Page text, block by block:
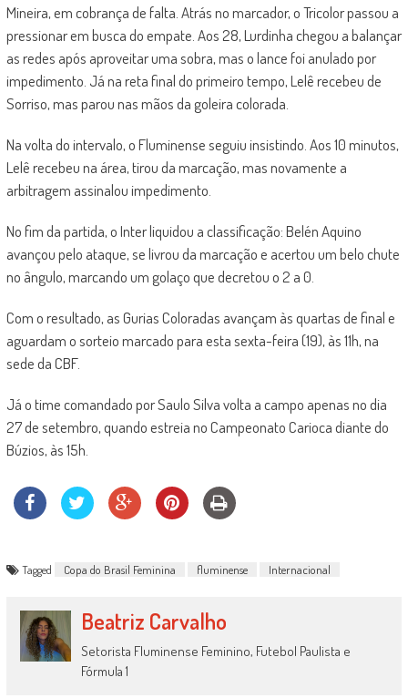
Mineira, em cobrança de falta. Atrás no marcador, o Tricolor passou a
pressionar em busca do empate. Aos 28, Lurdinha chegou a balançar
as redes após aproveitar uma sobra, mas o lance foi anulado por
impedimento. Já na reta final do primeiro tempo, Lelê recebeu de
Sorriso, mas parou nas mãos da goleira colorada.
Na volta do intervalo, o Fluminense seguiu insistindo. Aos 10 minutos,
Lelê recebeu na área, tirou da marcação, mas novamente a
arbitragem assinalou impedimento.
No fim da partida, o Inter liquidou a classificação: Belén Aquino
avançou pelo ataque, se livrou da marcação e acertou um belo chute
no ângulo, marcando um golaço que decretou o 2 a 0.
Com o resultado, as Gurias Coloradas avançam às quartas de final e
aguardam o sorteio marcado para esta sexta-feira (19), às 11h, na
sede da CBF.
Já o time comandado por Saulo Silva volta a campo apenas no dia
27 de setembro, quando estreia no Campeonato Carioca diante do
Búzios, às 15h.
Tagged Copa do Brasil Feminina fluminense Internacional
Beatriz Carvalho
Setorista Fluminense Feminino, Futebol Paulista e
Fórmula 1